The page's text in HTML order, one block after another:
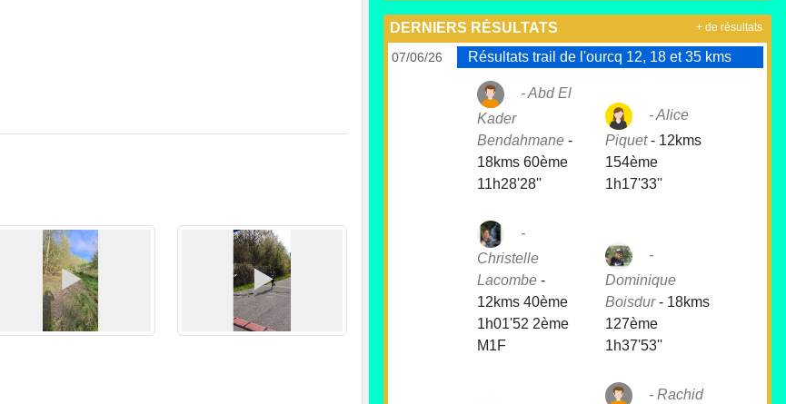
DERNIERS RÉSULTATS
07/06/26 Résultats trail de l'ourcq 12, 18 et 35 kms
Abd El
Kader
Bendahmane -
18kms 60ème
11h28'28''
Alice
Piquet- 12kms
154ème
1h17'33''
Christelle
Lacombe -
12kms 40ème
1h01'52 2ème
M1F
Dominique
Boisdur- 18kms
127ème
1h37'53''
Rachid
+ de résultats